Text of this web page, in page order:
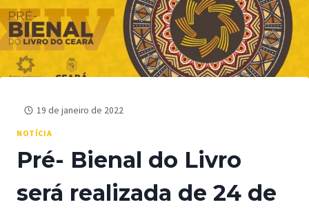
19 de janeiro de 2022
NOTÍCIA
Pré- Bienal do Livro
será realizada de 24 de